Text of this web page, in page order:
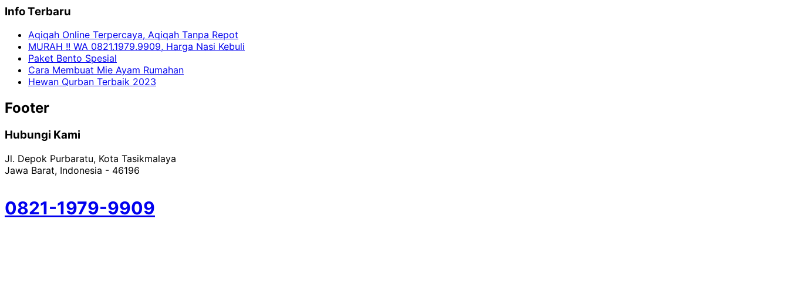
Info Terbaru
Aqiqah Online Terpercaya, Aqiqah Tanpa Repot
MURAH !! WA 0821.1979.9909, Harga Nasi Kebuli
Paket Bento Spesial
Cara Membuat Mie Ayam Rumahan
Hewan Qurban Terbaik 2023
Footer
Hubungi Kami
Jl. Depok Purbaratu, Kota Tasikmalaya
Jawa Barat, Indonesia - 46196
0821-1979-9909